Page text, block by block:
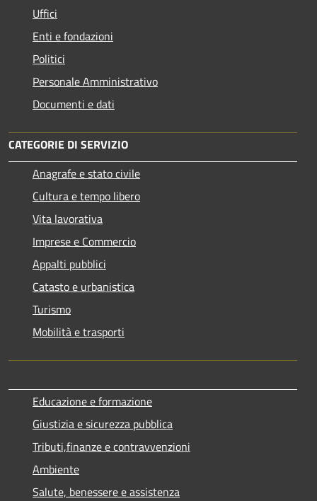
Uffici
Enti e fondazioni
Politici
Personale Amministrativo
Documenti e dati
CATEGORIE DI SERVIZIO
Anagrafe e stato civile
Cultura e tempo libero
Vita lavorativa
Imprese e Commercio
Appalti pubblici
Catasto e urbanistica
Turismo
Mobilità e trasporti
Educazione e formazione
Giustizia e sicurezza pubblica
Tributi,finanze e contravvenzioni
Ambiente
Salute, benessere e assistenza